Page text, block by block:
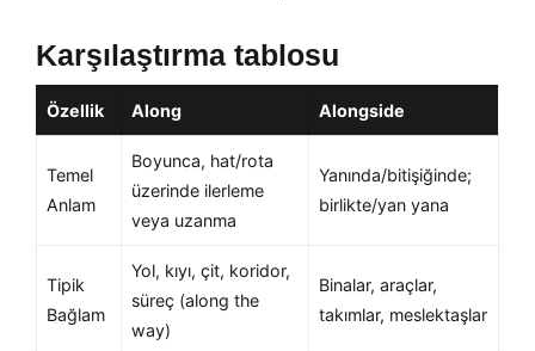
Karşılaştırma tablosu
Özellik Along Alongside
Temel
Anlam
Boyunca, hat/rota
üzerinde ilerleme
veya uzanma
Yanında/bitişiğinde;
birlikte/yan yana
Tipik
Bağlam
Yol, kıyı, çit, koridor,
süreç (along the
way)
Binalar, araçlar,
takımlar, meslektaşlar